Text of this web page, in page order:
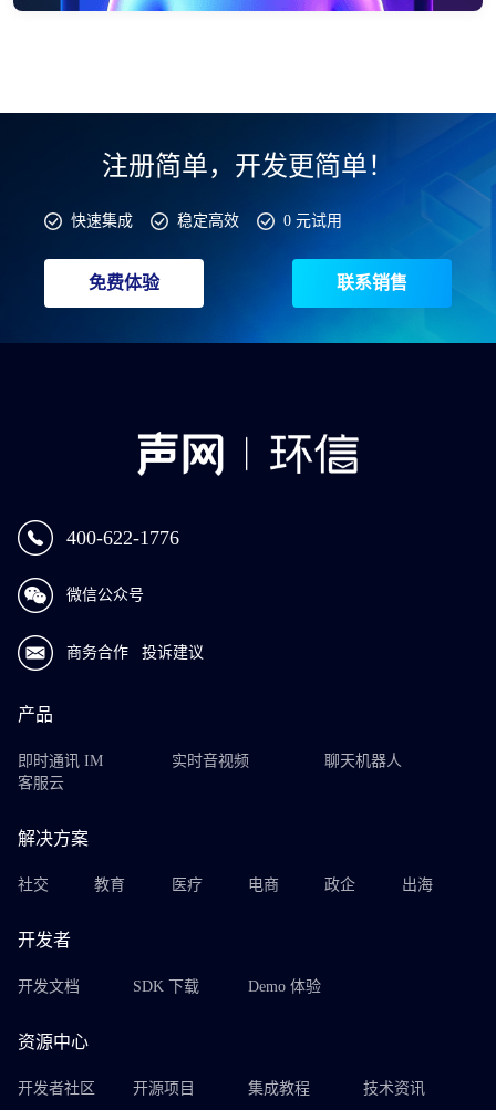
注册简单，开发更简单！
快速集成 稳定高效 0 元试用
免费体验 联系销售
400-622-1776
微信公众号
商务合作 投诉建议
产品
即时通讯 IM 实时音视频
聊天机器人
客服云
解决方案
社交 教育 医疗 电商 政企 出海
开发者
开发文档 SDK 下载 Demo 体验
资源中心
开发者社区 开源项目 集成教程 技术资讯